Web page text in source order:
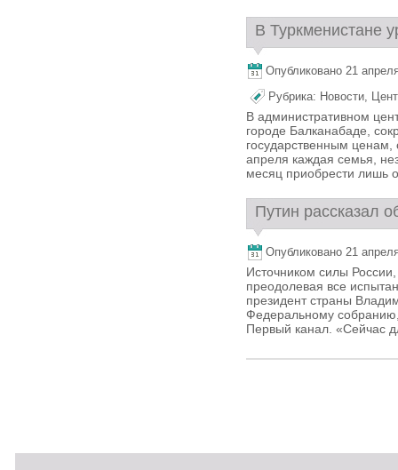
В Туркменистане
Опубликовано 21
Рубрика: Новости,
В административном
городе Балканабаде,
государственным
апреля каждая семья,
месяц приобрести лишь
Путин рассказал
Опубликовано 21
Источником силы
преодолевая все
президент страны
Федеральному
Первый канал. «Сейчас